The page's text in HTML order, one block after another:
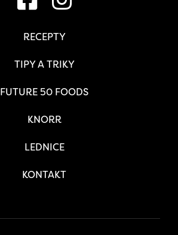
RECEPTY
TIPY A TRIKY
FUTURE 50 FOODS
KNORR
LEDNICE
KONTAKT